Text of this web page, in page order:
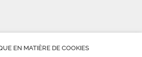
EN MATIÈRE DE COOKIES